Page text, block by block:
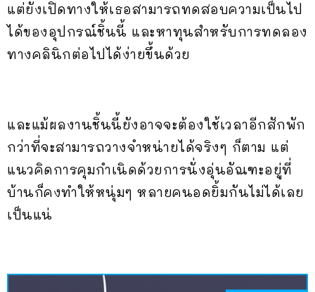
แต่ยังเปิดทางให้เธอสามารถทดสอบความเป็นไป
ได้ของอุปกรณ์ชิ้นนี้ และหาทุนสำหรับการทดลอง
ทางคลินิกต่อไปได้ง่ายขึ้นด้วย
และแม้ผลงานชิ้นนี้ยังอาจจะต้องใช้เวลาอีกสักพัก
กว่าที่จะสามารถวางจำหน่ายได้จริงๆ ก็ตาม แต่
แนวคิดการคุมกำเนิดด้วยการนั่งอุ่นอัณฑะอยู่ที่
บ้านก็คงทำให้หนุ่มๆ หลายคนอดยิ้มกันไม่ได้เลย
เป็นแน่